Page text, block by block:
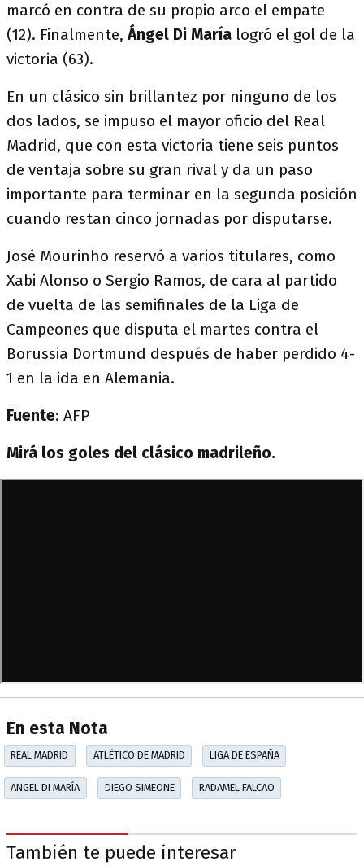
marcó en contra de su propio arco el empate
(12). Finalmente,Ángel Di María logró el gol de la
victoria (63).
En un clásico sin brillantez por ninguno de los
dos lados, se impuso el mayor oficio del Real
Madrid, que con esta victoria tiene seis puntos
de ventaja sobre su gran rival y da un paso
importante para terminar en la segunda posición
cuando restan cinco jornadas por disputarse.
José Mourinho reservó a varios titulares, como
Xabi Alonso o Sergio Ramos, de cara al partido
de vuelta de las semifinales de la Liga de
Campeones que disputa el martes contra el
Borussia Dortmund después de haber perdido 4-
1 en la ida en Alemania.
Fuente: AFP
Mirá los goles del clásico madrileño.
En esta Nota
REAL MADRID ATLÉTICO DE MADRID LIGA DE ESPAÑA
ANGEL DI MARÍA DIEGO SIMEONE RADAMEL FALCAO
También te puede interesar